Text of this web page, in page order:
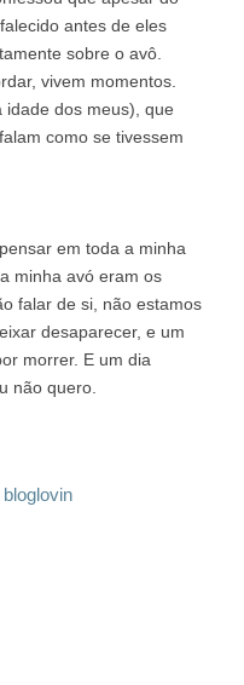
antes de eles
sobre o avô.
vivem momentos.
idade dos meus), que
como se tivessem
em toda a minha
minha avó eram os
falar de si, não estamos
desaparecer, e um
morrer. E um dia
não quero.
bloglovin